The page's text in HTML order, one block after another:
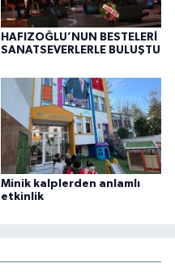
HAFIZOĞLU’NUN BESTELERİ
SANATSEVERLERLE BULUŞTU
Minik kalplerden anlamlı
etkinlik